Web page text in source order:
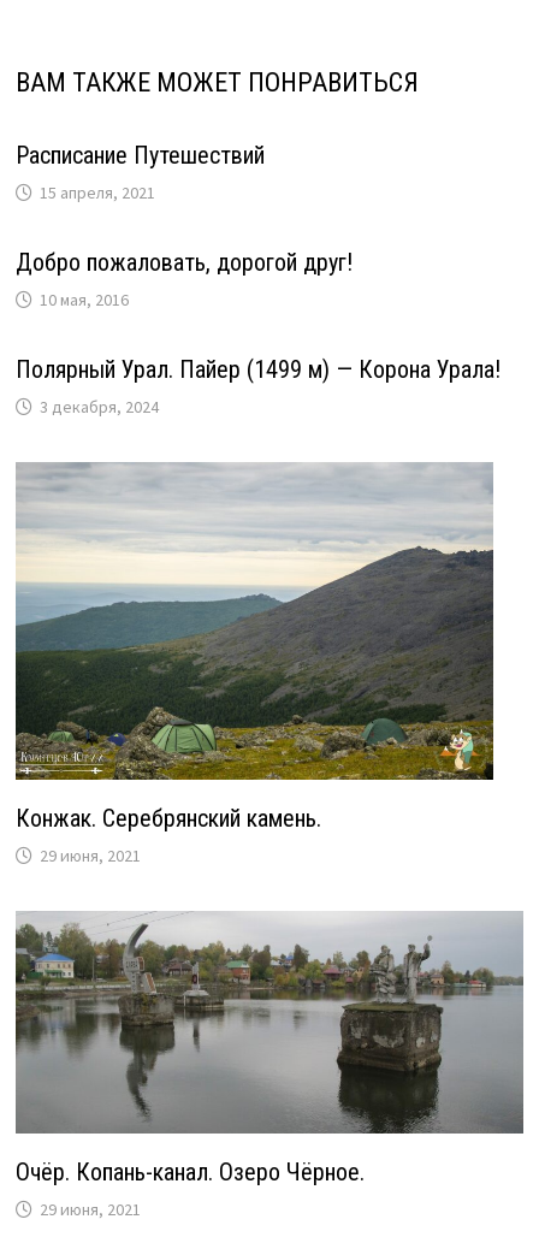
ВАМ ТАКЖЕ МОЖЕТ ПОНРАВИТЬСЯ
Расписание Путешествий
15 апреля, 2021
Добро пожаловать, дорогой друг!
10 мая, 2016
Полярный Урал. Пайер (1499 м) — Корона Урала!
3 декабря, 2024
Конжак. Серебрянский камень.
29 июня, 2021
Очёр. Копань-канал. Озеро Чёрное.
29 июня, 2021